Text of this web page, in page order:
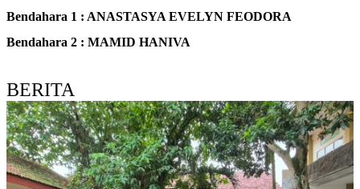
Bendahara 1 : ANASTASYA EVELYN FEODORA
Bendahara 2 : MAMID HANIVA
BERITA